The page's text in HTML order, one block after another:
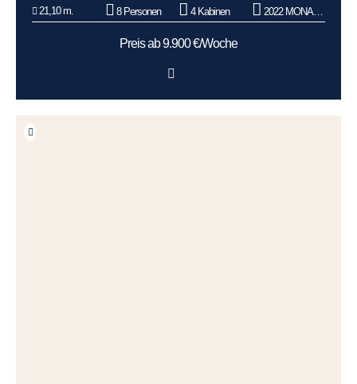
21,10 m. 8 Personen 4 Kabinen 2022 MONACHUS YACHTS
Preis ab 9.900 €/Woche